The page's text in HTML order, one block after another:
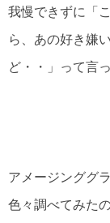
我慢できずに「
ら、あの好き嫌
ど・・」って言
アメージンググ
色々調べてみた